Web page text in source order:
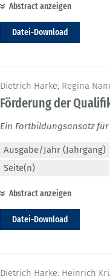
Abstract anzeigen
Datei-Download
Dietrich Harke; Regina
Förderung der
Ein Fortbildungsansatz
Ausgabe/Jahr (Jahrgang)
Seite(n)
Abstract anzeigen
Datei-Download
Dietrich Harke; Heinrich